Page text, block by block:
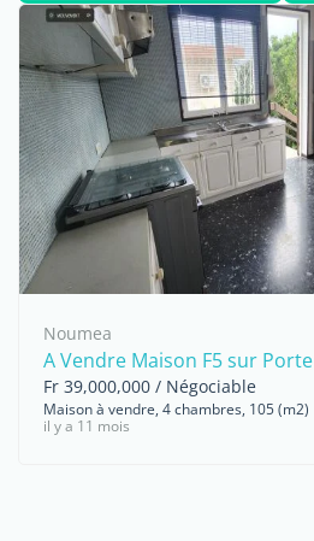
Noumea
A Vendre Maison F5 sur
Fr 39,000,000 / Négociable
Maison à vendre, 4 chambres, 105 (m2)
il y a 11 mois